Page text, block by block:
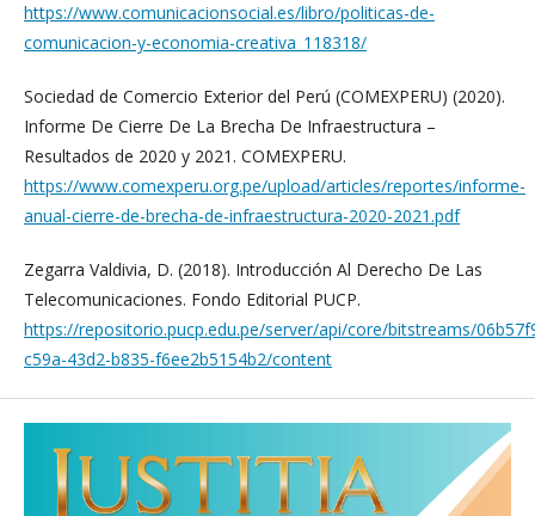
https://www.comunicacionsocial.es/libro/politicas-de-
comunicacion-y-economia-creativa_118318/
Sociedad de Comercio Exterior del Perú (COMEXPERU) (2020).
Informe De Cierre De La Brecha De Infraestructura –
Resultados de 2020 y 2021. COMEXPERU.
https://www.comexperu.org.pe/upload/articles/reportes/informe-
anual-cierre-de-brecha-de-infraestructura-2020-2021.pdf
Zegarra Valdivia, D. (2018). Introducción Al Derecho De Las
Telecomunicaciones. Fondo Editorial PUCP.
https://repositorio.pucp.edu.pe/server/api/core/bitstreams/
c59a-43d2-b835-f6ee2b5154b2/content